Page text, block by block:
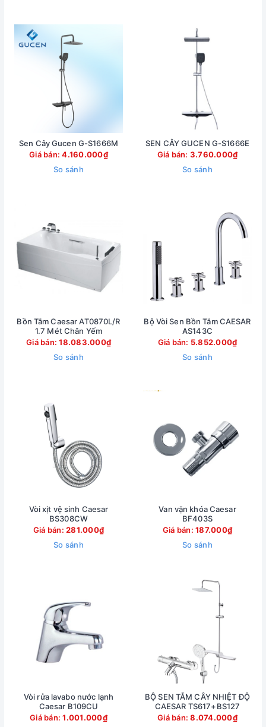
Sen Cây Gucen G-S1666M
Giá bán:4.160.000₫
So sánh
SEN CÂY GUCEN G-S1666E
Giá bán: 3.760.000₫
So sánh
Bồn Tắm Caesar AT0870L/R
1.7 Mét Chân Yếm
Giá bán:18.083.000₫
So sánh
Bộ Vòi Sen Bồn Tắm CAESAR
AS143C
Giá bán: 5.852.000₫
So sánh
Vòi xịt vệ sinh Caesar
BS308CW
Giá bán:281.000₫
So sánh
Van vặn khóa Caesar
BF403S
Giá bán:187.000₫
So sánh
Vòi rửa lavabo nước lạnh
Caesar B109CU
Giá bán:1.001.000₫
BỘ SEN TẮM CÂY NHIỆT ĐỘ
CAESAR TS617+BS127
Giá bán:8.074.000₫